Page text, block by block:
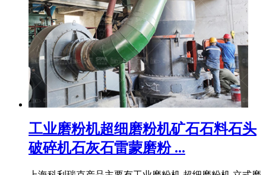
工业磨粉机超细磨粉机矿石石料石头
破碎机石灰石雷蒙磨粉 ...